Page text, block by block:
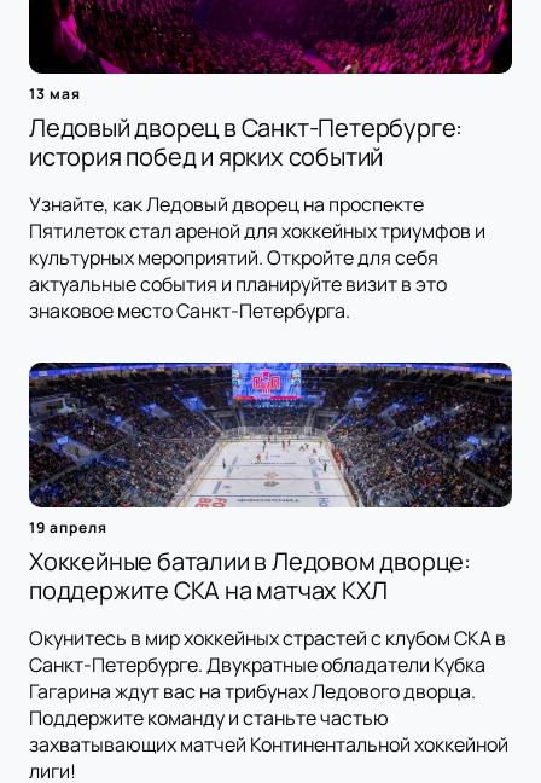
13 мая
Ледовый дворец в Санкт-Петербурге:
история побед и ярких событий
Узнайте, как Ледовый дворец на проспекте
Пятилеток стал ареной для хоккейных триумфов и
культурных мероприятий. Откройте для себя
актуальные события и планируйте визит в это
знаковое место Санкт-Петербурга.
19 апреля
Хоккейные баталии в Ледовом дворце:
поддержите СКА на матчах КХЛ
Окунитесь в мир хоккейных страстей с клубом СКА в
Санкт-Петербурге. Двукратные обладатели Кубка
Гагарина ждут вас на трибунах Ледового дворца.
Поддержите команду и станьте частью
захватывающих матчей Континентальной хоккейной
лиги!